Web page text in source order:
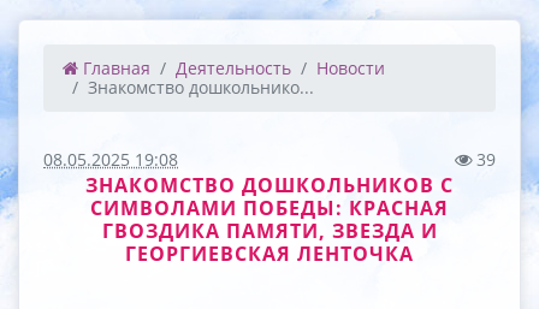
Главная Деятельность
Новости
Знакомство дошкольнико...
08.05.2025 19:08 39
ЗНАКОМСТВО ДОШКОЛЬНИКОВ С
СИМВОЛАМИ ПОБЕДЫ: КРАСНАЯ
ГВОЗДИКА ПАМЯТИ, ЗВЕЗДА И
ГЕОРГИЕВСКАЯ ЛЕНТОЧКА